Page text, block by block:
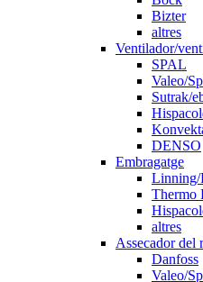
Bizter
altres
Ventilador/
SPAL
Valeo/
Sutrak/
DENSO
Embragatge
Linning/
Thermo
altres
Assecador del
Danfoss
Valeo/